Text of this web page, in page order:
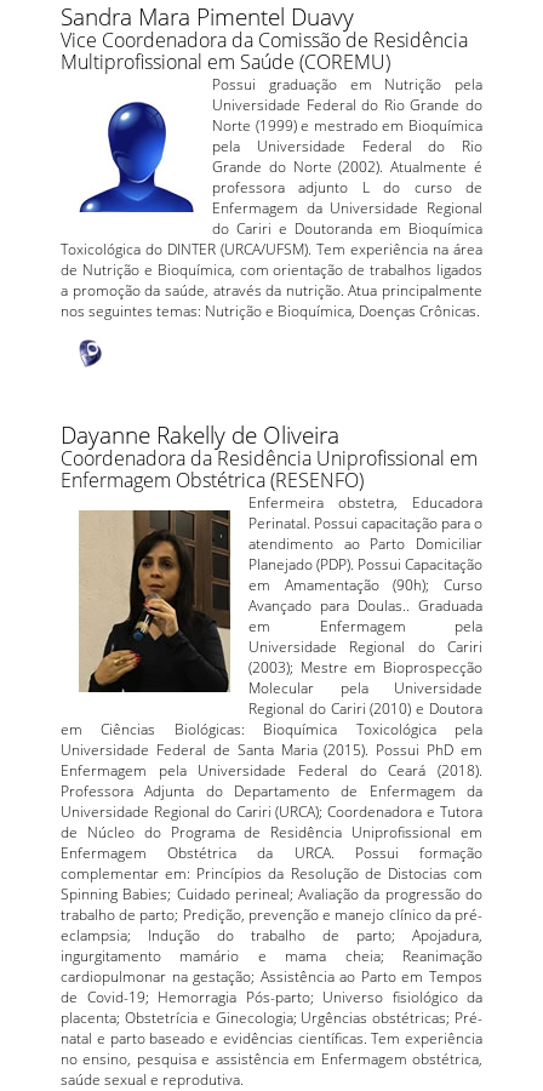
Sandra Mara Pimentel Duavy
Vice Coordenadora da Comissão de Residência
Multiprofissional em Saúde (COREMU)
Possui graduação em Nutrição pela
Universidade Federal do Rio Grande do
Norte (1999) e mestrado em Bioquímica
pela Universidade Federal do Rio
Grande do Norte (2002). Atualmente é
professora adjunto L do curso de
Enfermagem da Universidade Regional
do Cariri e Doutoranda em Bioquímica
Toxicológica do DINTER (URCA/UFSM). Tem experiência na área
de Nutrição e Bioquímica, com orientação de trabalhos ligados
a promoção da saúde, através da nutrição. Atua principalmente
nos seguintes temas: Nutrição e Bioquímica, Doenças Crônicas.
Dayanne Rakelly de Oliveira
Coordenadora da Residência Uniprofissional em
Enfermagem Obstétrica (RESENFO)
Enfermeira obstetra, Educadora
Perinatal. Possui capacitação para o
atendimento ao Parto Domiciliar
Planejado (PDP). Possui Capacitação
em Amamentação (90h); Curso
Avançado para Doulas.. Graduada
em Enfermagem pela
Universidade Regional do Cariri
(2003); Mestre em Bioprospecção
Molecular pela Universidade
Regional do Cariri (2010) e Doutora
em Ciências Biológicas: Bioquímica Toxicológica pela
Universidade Federal de Santa Maria (2015). Possui PhD em
Enfermagem pela Universidade Federal do Ceará (2018).
Professora Adjunta do Departamento de Enfermagem da
Universidade Regional do Cariri (URCA); Coordenadora e Tutora
de Núcleo do Programa de Residência Uniprofissional em
Enfermagem Obstétrica da URCA. Possui formação
complementar em: Princípios da Resolução de Distocias com
Spinning Babies; Cuidado perineal; Avaliação da progressão do
trabalho de parto; Predição, prevenção e manejo clínico da pré-
eclampsia; Indução do trabalho de parto; Apojadura,
ingurgitamento mamário e mama cheia; Reanimação
cardiopulmonar na gestação; Assistência ao Parto em Tempos
de Covid-19; Hemorragia Pós-parto; Universo fisiológico da
placenta; Obstetrícia e Ginecologia; Urgências obstétricas; Pré-
natal e parto baseado e evidências científicas. Tem experiência
no ensino, pesquisa e assistência em Enfermagem obstétrica,
saúde sexual e reprodutiva.